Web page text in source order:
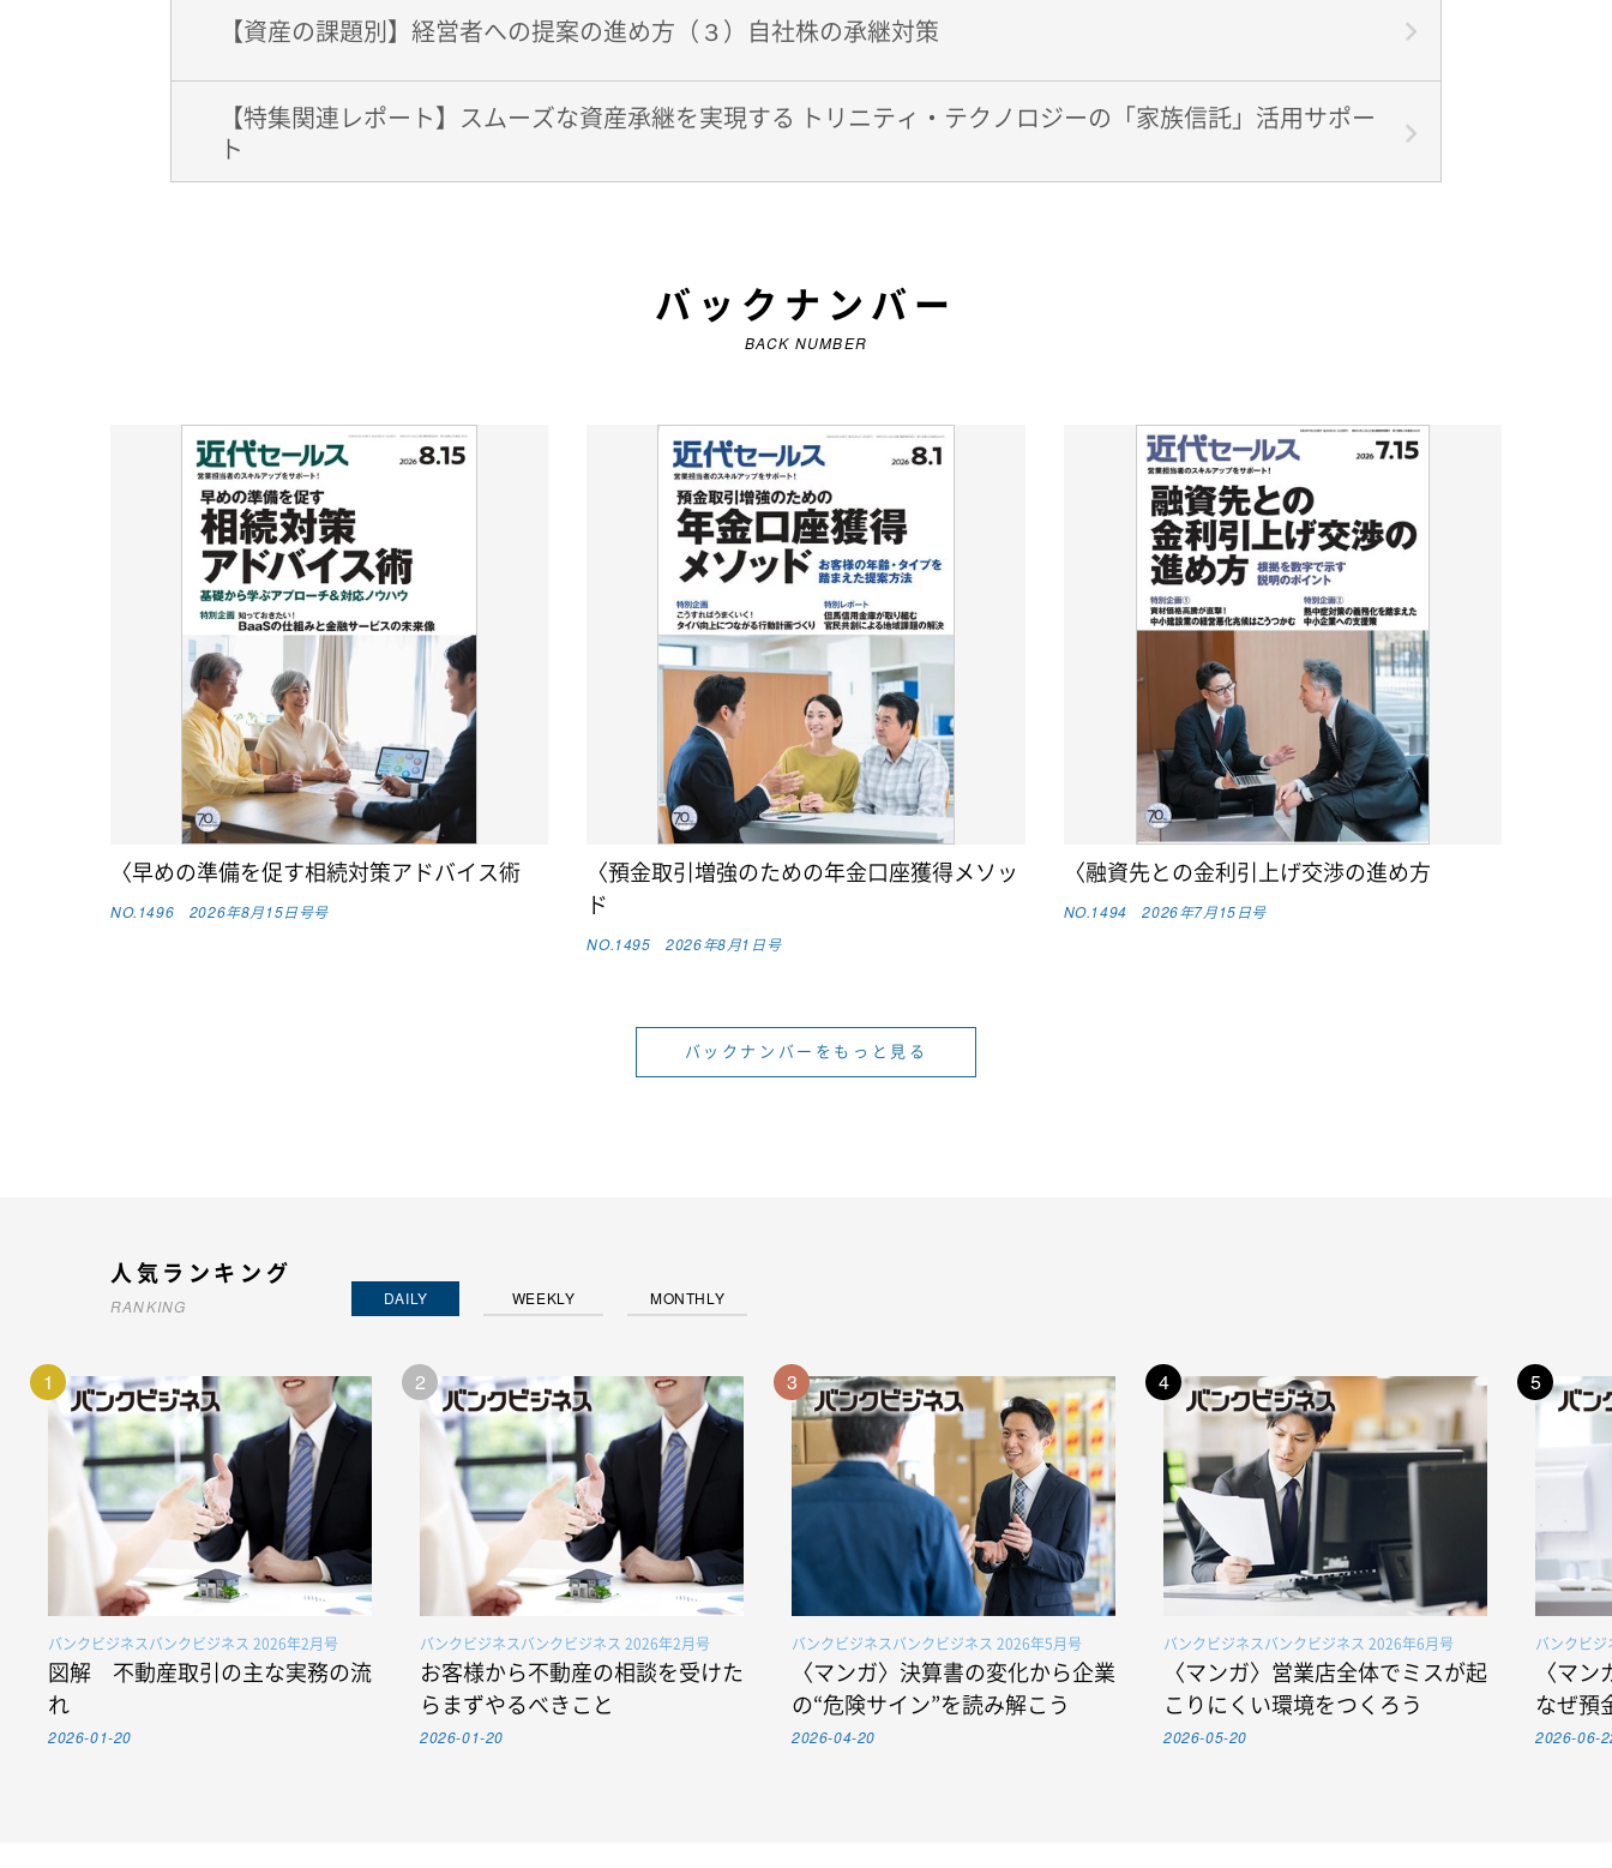
【資産の課題別】経営者への提案の進め方（３）自社株の承継対策
【特集関連レポート】スムーズな資産承継を実現する トリニティ・テクノロジーの「家族信託」活用サポー
ト
バックナンバー
BACK NUMBER
〈早めの準備を促す相続対策アドバイス術
NO.1496 2026年8月15日号号
〈預金取引増強のための年金口座獲得メソッ
ド
NO.1495 2026年8月1日号
〈融資先との金利引上げ交渉の進め方
NO.1494 2026年7月15日号
バックナンバーをもっと見る
人気ランキング
RANKING DAILY WEEKLY MONTHLY
1
バンクビジネスバンクビジネス 2026年2月号
図解 不動産取引の主な実務の流
れ
2026-01-20
2
バンクビジネスバンクビジネス 2026年2月号
お客様から不動産の相談を受けた
らまずやるべきこと
2026-01-20
3
バンクビジネスバンクビジネス 2026年5月号
〈マンガ〉決算書の変化から企業
の“危険サイン”を読み解こう
2026-04-20
4
バンクビジネスバンクビジネス 2026年6月号
〈マンガ〉営業店全体でミスが起
こりにくい環境をつくろう
2026-05-20
5
バンクビ
〈マ
なぜ預
2026-06-